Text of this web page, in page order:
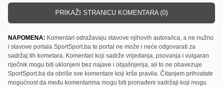
PRIKAŽI STRANICU KOMENTARA (0)
NAPOMENA: Komentari odražavaju stavove njihovih autora/ica, a ne nužno
i stavove portala SportSport.ba te portal ne može i neće odgovarati za
sadržaj tih kometara. Komentari koji sadrže vrijeđanja, psovanja i vulgaran
riječnik mogu biti uklonjeni bez najave i objašnjenja, ali to ne obavezuje
SportSport.ba da obriše sve komentare koji krše pravila. Čitanjem prihvatate
mogućnost da među komentarima mogu biti pronađeni sadržaji koji mogu